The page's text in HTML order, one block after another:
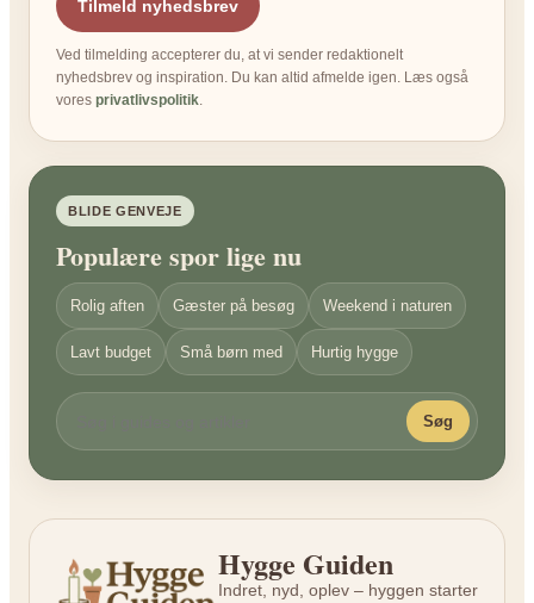
Tilmeld nyhedsbrev
Ved tilmelding accepterer du, at vi sender redaktionelt
nyhedsbrev og inspiration. Du kan altid afmelde igen. Læs også
vores privatlivspolitik.
BLIDE GENVEJE
Populære spor lige nu
Rolig aften Gæster på besøg Weekend i naturen
Lavt budget Små børn med Hurtig hygge
Søg
Hygge Guiden
Indret, nyd, oplev – hyggen starter